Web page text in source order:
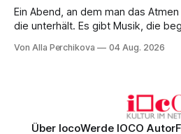
Ein Abend, an dem man das Atmen vergisst.
die unterhält. Es gibt Musik, die
Genau so war der Abend im
Von Alla Perchikova 04 Aug. 2026
Über IocoWerde IOCO Autor